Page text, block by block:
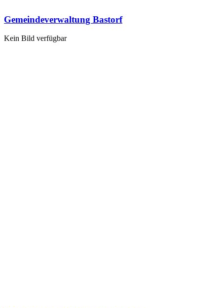
Gemeindeverwaltung Bastorf
Kein Bild verfügbar